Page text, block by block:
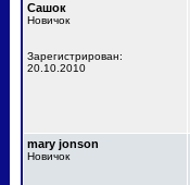
Сашок
Новичок
Зарегистрирован:
20.10.2010
mary jonson
Новичок